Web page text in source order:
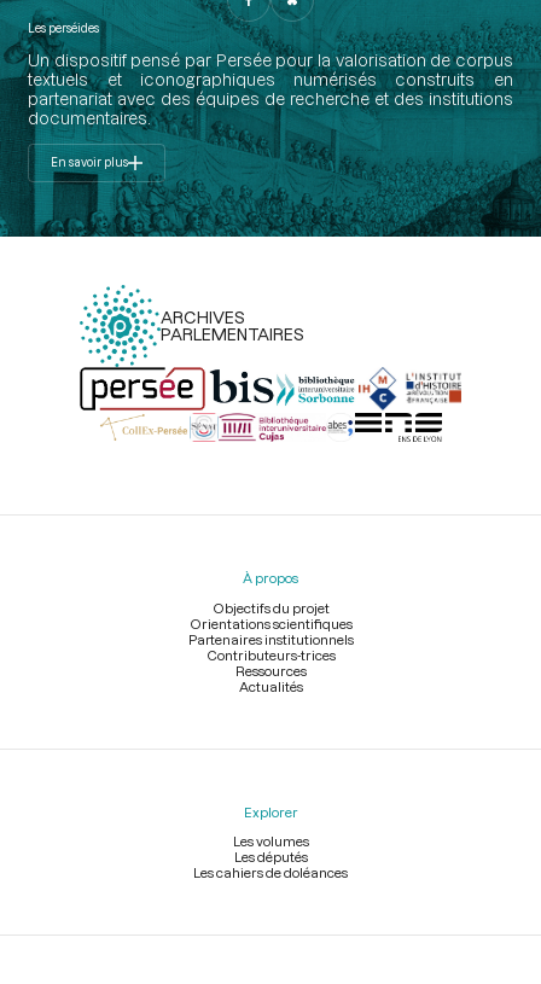
Les perséides
Un dispositif pensé par Persée pour la valorisation de corpus
textuels et iconographiques numérisés construits en
partenariat avec des équipes de recherche et des institutions
documentaires.
En savoir plus
ARCHIVES
PARLEMENTAIRES
Menu
À propos
Objectifs du projet
Orientations scientifiques
Partenaires institutionnels
Contributeurs-trices
Ressources
Actualités
Explorer
Les volumes
Les députés
Les cahiers de doléances